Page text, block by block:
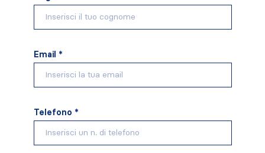
Email *
Telefono *